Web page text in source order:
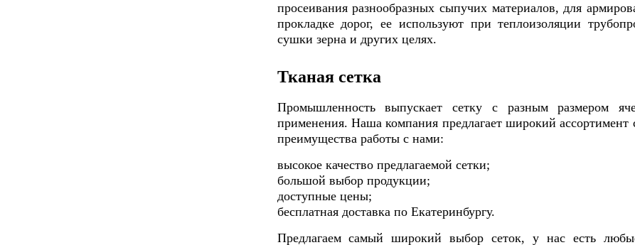
просеивания разнообразных сыпучих материалов, для
прокладке дорог, ее используют при теплоизоляции
сушки зерна и других целях.
Тканая сетка
Промышленность выпускает сетку с разным размером
применения. Наша компания предлагает широкий
преимущества работы с нами:
высокое качество предлагаемой сетки;
большой выбор продукции;
доступные цены;
бесплатная доставка по Екатеринбургу.
Предлагаем самый широкий выбор сеток, у нас есть